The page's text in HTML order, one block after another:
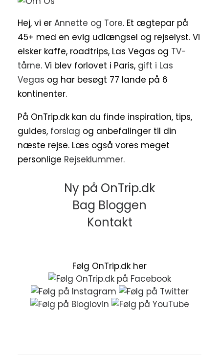
Hej, vi er Annette og Tore. Et ægtepar på
45+ med en evig udlængsel og rejselyst. Vi
elsker kaffe, roadtrips, Las Vegas og TV-
tårne. Vi blev forlovet i Paris, gift i Las
Vegas og har besøgt 77 lande på 6
kontinenter.
På OnTrip.dk kan du finde inspiration, tips,
guides, forslag og anbefalinger til din
næste rejse. Læs også vores meget
personlige Rejseklummer.
Ny på OnTrip.dk
Bag Bloggen
Kontakt
Følg OnTrip.dk her